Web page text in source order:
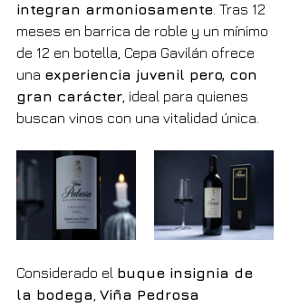
integran armoniosamente . Tras 12
meses en barrica de roble y un mínimo
de 12 en botella, Cepa Gavilán ofrece
una experiencia juvenil pero, con
gran carácter , ideal para quienes
buscan vinos con una vitalidad única.
Considerado el buque insignia de
la bodega Viña Pedrosa